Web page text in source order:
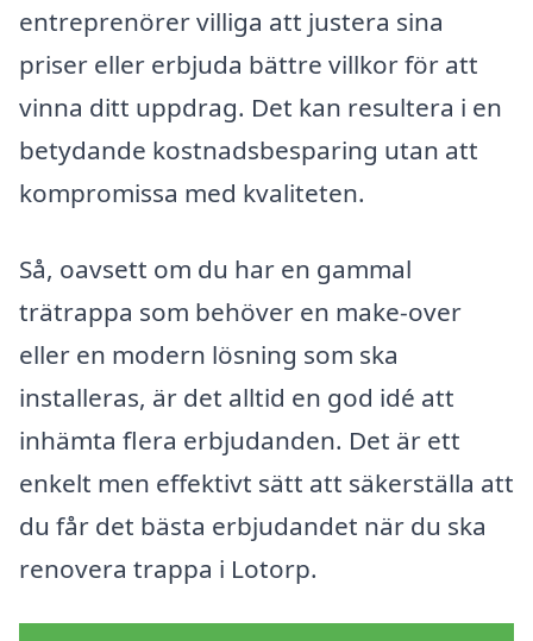
entreprenörer villiga att justera sina
priser eller erbjuda bättre villkor för att
vinna ditt uppdrag. Det kan resultera i en
betydande kostnadsbesparing utan att
kompromissa med kvaliteten.
Så, oavsett om du har en gammal
trätrappa som behöver en make-over
eller en modern lösning som ska
installeras, är det alltid en god idé att
inhämta flera erbjudanden. Det är ett
enkelt men effektivt sätt att säkerställa att
du får det bästa erbjudandet när du ska
renovera trappa i Lotorp.